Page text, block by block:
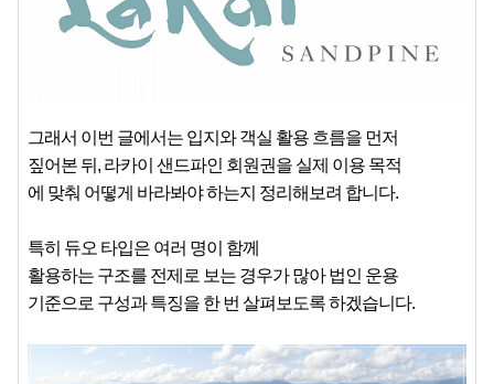
그래서 이번 글에서는 입지와 객실 활용 흐름을 먼저
짚어본 뒤, 라카이 샌드파인 회원권을 실제 이용 목적
에 맞춰 어떻게 바라봐야 하는지 정리해보려 합니다.
특히 듀오 타입은 여러 명이 함께
활용하는 구조를 전제로 보는 경우가 많아 법인 운용
기준으로 구성과 특징을 한 번 살펴보도록하겠습니다.